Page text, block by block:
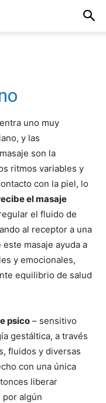
uno muy
y las
son la
ritmos variables y
con la piel, lo
el masaje
el fluido de
al receptor a una
masaje ayuda a
y emocionales,
equilibrio de salud
psico – sensitivo
gestáltica, a través
fluidos y diversas
con una única
liberar
por algún